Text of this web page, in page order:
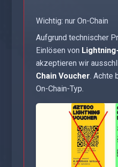
Wichtig: nur On-Chain
Aufgrund technischer
Einlösen von
akzeptieren wir
Chain Voucher. Achte
On-Chain-Typ.